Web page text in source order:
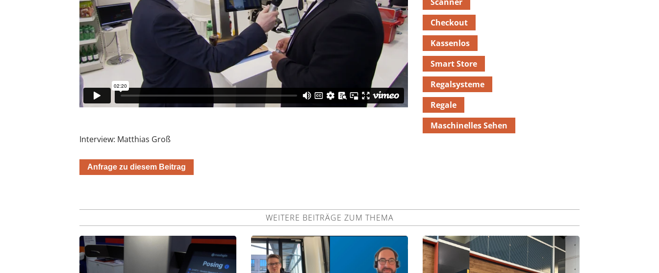
Interview: Matthias Groß
Anfrage zu diesem Beitrag
Checkout
Kassenlos
Smart Store
Regalsysteme
Regale
Maschinelles Sehen
WEITERE BEITRÄGE ZUM THEMA